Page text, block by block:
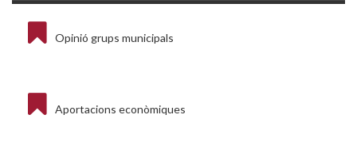
Opinió grups municipals
Aportacions econòmiques